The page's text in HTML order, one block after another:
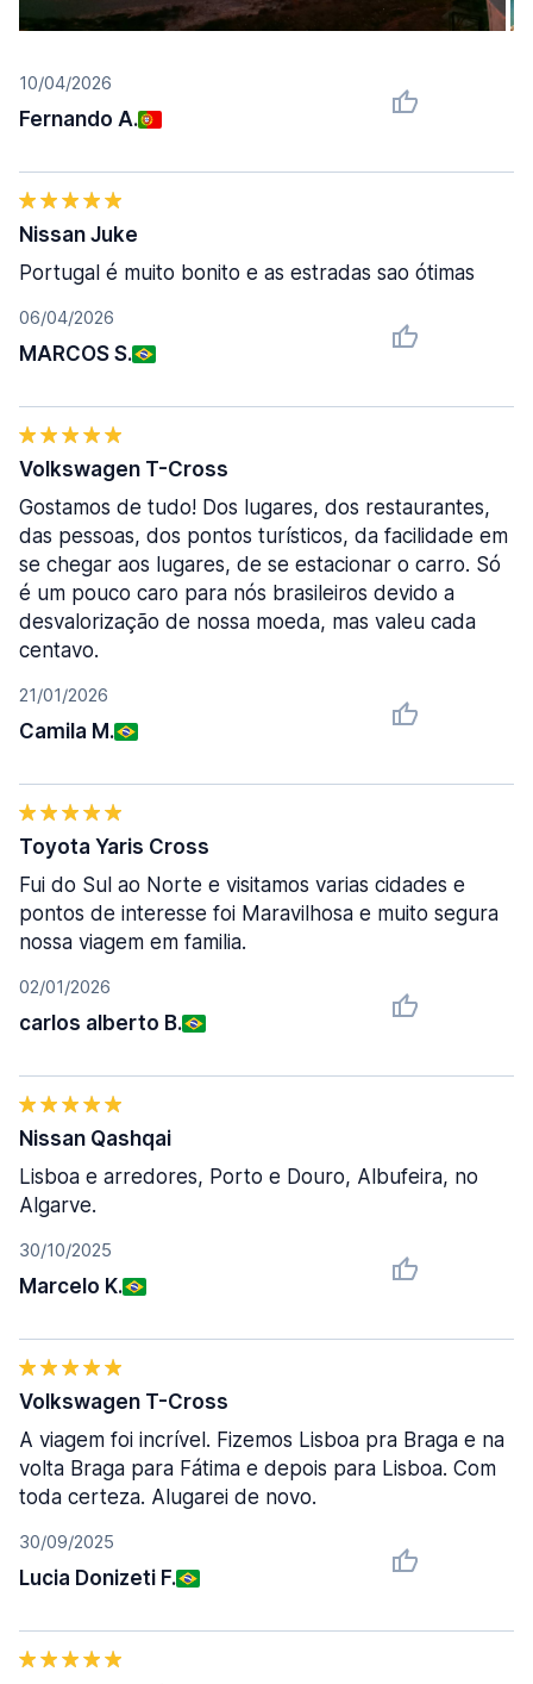
10/04/2026
Fernando A.
06/04/2026
MARCOS S.
Nissan Juke
Portugal é muito bonito e as estradas sao ótimas
21/01/2026
Camila M.
Volkswagen T-Cross
Gostamos de tudo! Dos lugares, dos restaurantes,
das pessoas, dos pontos turísticos, da facilidade em
se chegar aos lugares, de se estacionar o carro. Só
é um pouco caro para nós brasileiros devido a
desvalorização de nossa moeda, mas valeu cada
centavo.
02/01/2026
carlos alberto B.
Toyota Yaris Cross
Fui do Sul ao Norte e visitamos varias cidades e
pontos de interesse foi Maravilhosa e muito segura
nossa viagem em familia.
30/10/2025
Marcelo K.
Nissan Qashqai
Lisboa e arredores, Porto e Douro, Albufeira, no
Algarve.
30/09/2025
Lucia Donizeti F.
Volkswagen T-Cross
A viagem foi incrível. Fizemos Lisboa pra Braga e na
volta Braga para Fátima e depois para Lisboa. Com
toda certeza. Alugarei de novo.